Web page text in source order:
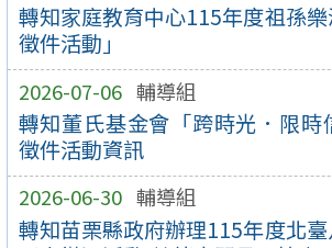
轉知家庭教育中心115年度祖孫
徵件活動」
2026-07-06 輔導組
轉知董氏基金會「跨時光．限時
徵件活動資訊
2026-06-30 輔導組
轉知苗栗縣政府辦理115年度北